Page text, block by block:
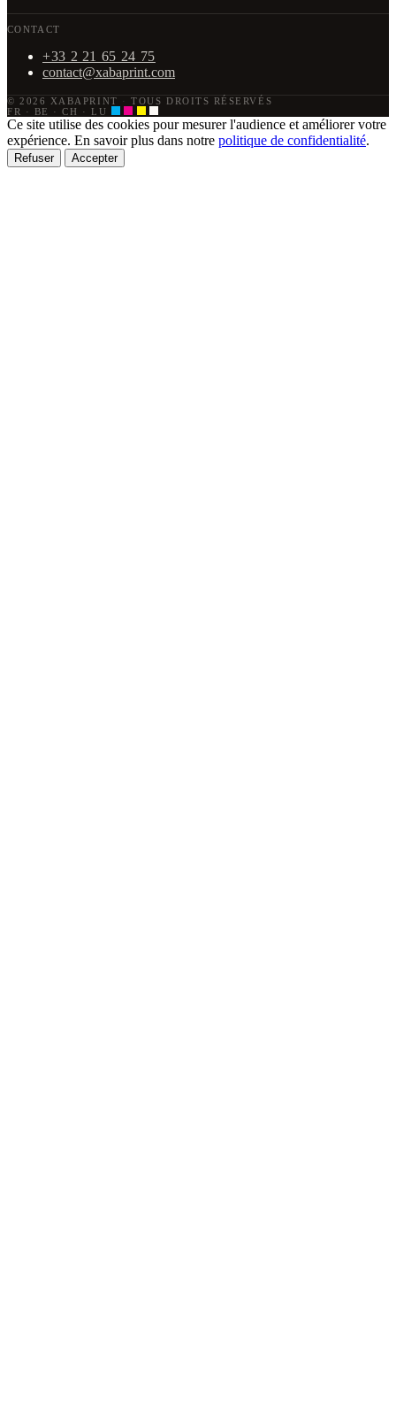
CONTACT
+33 2 21 65 24 75
contact@xabaprint.com
© 2026 XABAPRINT ·
TOUS DROITS RÉSERVÉS
FR · BE · CH · LU
Ce site utilise des cookies pour mesurer l'audience et améliorer votre
expérience. En savoir plus dans notre politique de confidentialité.
Refuser Accepter